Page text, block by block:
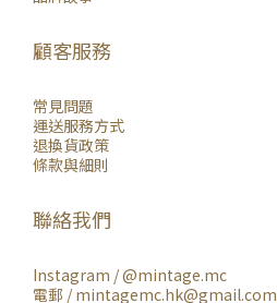
顧客服務
常見問題
運送服務方式
退換貨政策
條款與細則
聯絡我們
Instagram /@mintage.mc
電郵 / mintagemc.hk@gmail.com